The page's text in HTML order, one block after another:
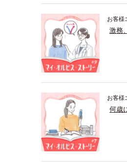
お客様
激務
お客様
何歳